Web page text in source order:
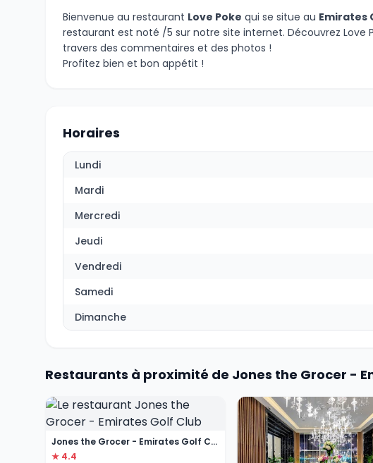
Bienvenue au restaurant Love Poke qui se situe au Emirates
restaurant est noté /5 sur notre site internet. Découvrez Love
travers des commentaires et des photos !
Profitez bien et bon appétit !
Horaires
Lundi
Mardi
Mercredi
Jeudi
Vendredi
Samedi
Dimanche
Restaurants à proximité de Jones the Grocer -
Jones the Grocer - Emirates Golf Club
★ 4.4